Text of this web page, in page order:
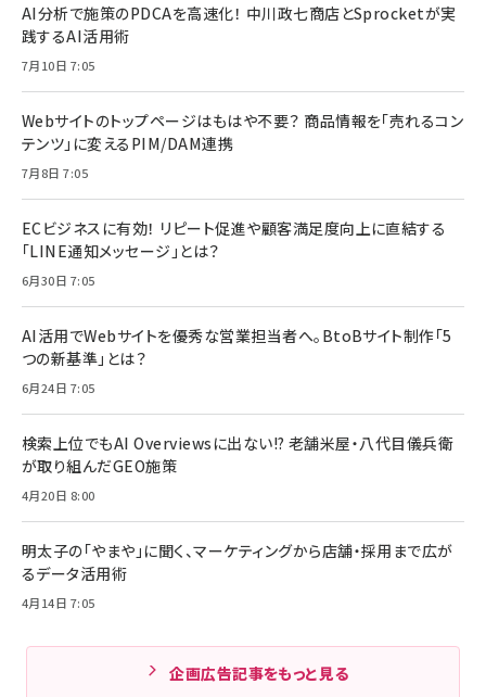
AI分析で施策のPDCAを高速化！ 中川政七商店とSprocketが実
践するAI活用術
7月10日 7:05
Webサイトのトップページはもはや不要？ 商品情報を「売れるコン
テンツ」に変えるPIM/DAM連携
7月8日 7:05
ECビジネスに有効！ リピート促進や顧客満足度向上に直結する
「LINE通知メッセージ」とは？
6月30日 7:05
AI活用でWebサイトを優秀な営業担当者へ。BtoBサイト制作「5
つの新基準」とは？
6月24日 7:05
検索上位でもAI Overviewsに出ない!? 老舗米屋・八代目儀兵衛
が取り組んだGEO施策
4月20日 8:00
明太子の「やまや」に聞く、マーケティングから店舗・採用まで広が
るデータ活用術
4月14日 7:05
企画広告記事をもっと見る